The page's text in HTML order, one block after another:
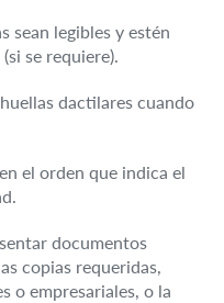
sean legibles y estén
se requiere).
dactilares cuando
el orden que indica el
documentos
copias requeridas,
o empresariales, o la